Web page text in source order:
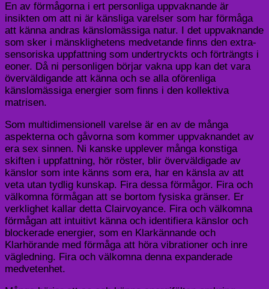
En av förmågorna i ert personliga uppvaknande är
insikten om att ni är känsliga varelser som har förmåga
att känna andras känslomässiga natur. I det uppvaknande
som sker i mänsklighetens medvetande finns den extra-
sensoriska uppfattning som undertryckts och förträngts i
eoner. Då ni personligen börjar vakna upp kan det vara
överväldigande att känna och se alla oförenliga
känslomässiga energier som finns i den kollektiva
matrisen.
Som multidimensionell varelse är en av de många
aspekterna och gåvorna som kommer uppvaknandet av
era sex sinnen. Ni kanske upplever många konstiga
skiften i uppfattning, hör röster, blir överväldigade av
känslor som inte känns som era, har en känsla av att
veta utan tydlig kunskap. Fira dessa förmågor. Fira och
välkomna förmågan att se bortom fysiska gränser. Er
verklighet kallar detta Clairvoyance. Fira och välkomna
förmågan att intuitivt känna och identifiera känslor och
blockerade energier, som en Klarkännande och
Klarhörande med förmåga att höra vibrationer och inre
vägledning. Fira och välkomna denna expanderade
medvetenhet.